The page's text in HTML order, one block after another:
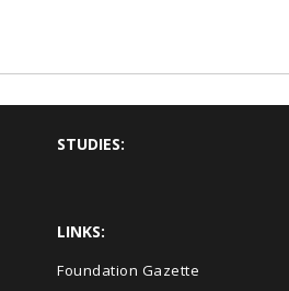
STUDIES:
LINKS:
Foundation Gazette